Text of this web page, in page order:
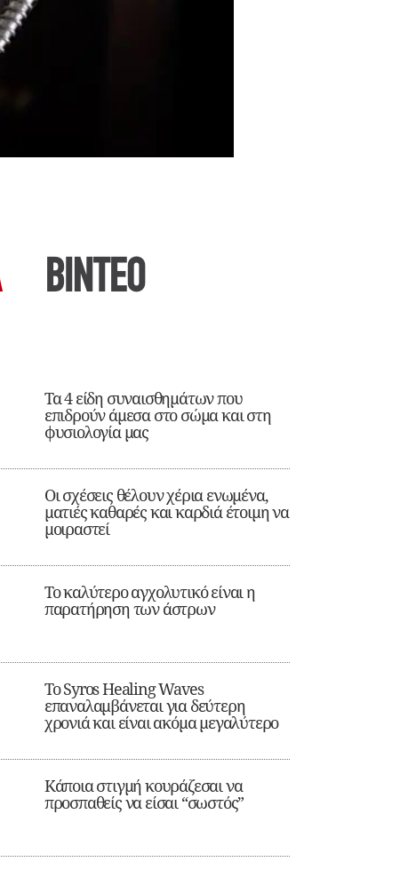
ΒΙΝΤΕΟ
Τα 4 είδη συναισθημάτων που
επιδρούν άμεσα στο σώμα και στη
φυσιολογία μας
Οι σχέσεις θέλουν χέρια ενωμένα,
ματιές καθαρές και καρδιά έτοιμη να
μοιραστεί
Το καλύτερο αγχολυτικό είναι η
παρατήρηση των άστρων
Το Syros Healing Waves
επαναλαμβάνεται για δεύτερη
χρονιά και είναι ακόμα μεγαλύτερο
Κάποια στιγμή κουράζεσαι να
προσπαθείς να είσαι “σωστός”